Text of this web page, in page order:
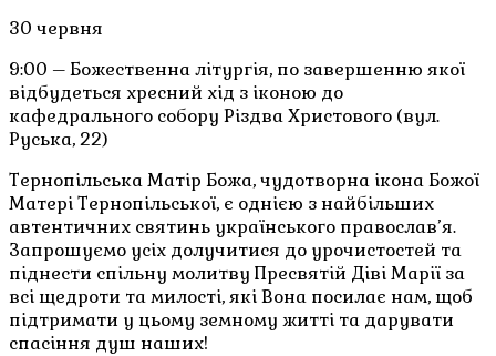
30 червня
9:00 – Божественна літургія, по завершенню якої
відбудеться хресний хід з іконою до
кафедрального собору Різдва Христового (вул.
Руська, 22)
Тернопільська Матір Божа, чудотворна ікона Божої
Матері Тернопільської, є однією з найбільших
автентичних святинь українського православ’я.
Запрошуємо усіх долучитися до урочистостей та
піднести спільну молитву Пресвятій Діві Марії за
всі щедроти та милості, які Вона посилає нам, щоб
підтримати у цьому земному житті та дарувати
спасіння душ наших!